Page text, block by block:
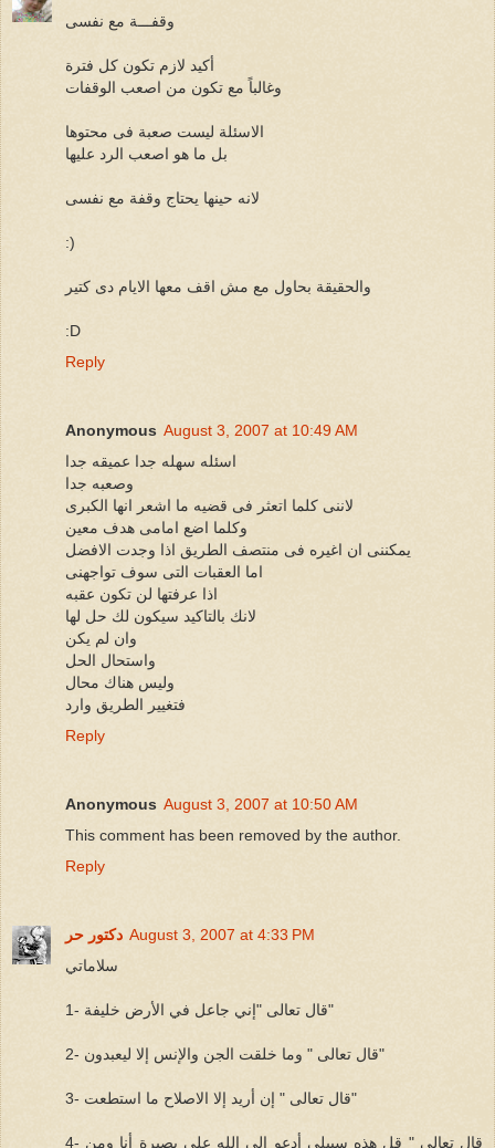
وقفـــة مع نفسى
أكيد لازم تكون كل فترة
وغالباً مع تكون من اصعب الوقفات
الاسئلة ليست صعبة فى محتوها
بل ما هو اصعب الرد عليها
لانه حينها يحتاج وقفة مع نفسى
:)
والحقيقة بحاول مع مش اقف معها الايام دى كتير
:D
Reply
Anonymous August 3, 2007 at 10:49 AM
اسئله سهله جدا عميقه جدا
وصعبه جدا
لاننى كلما اتعثر فى قضيه ما اشعر انها الكبرى
وكلما اضع امامى هدف معين
يمكننى ان اغيره فى منتصف الطريق اذا وجدت الافضل
اما العقبات التى سوف تواجهنى
اذا عرفتها لن تكون عقبه
لانك بالتاكيد سيكون لك حل لها
وان لم يكن
واستحال الحل
وليس هناك محال
فتغيير الطريق وارد
Reply
Anonymous August 3, 2007 at 10:50 AM
This comment has been removed by the author.
Reply
دكتور حر August 3, 2007 at 4:33 PM
سلاماتي
1- قال تعالى "إني جاعل في الأرض خليفة"
2- قال تعالى " وما خلقت الجن والإنس إلا ليعبدون"
3- قال تعالى " إن أريد إلا الاصلاح ما استطعت"
4- قال تعالى " قل هذه سبيلي أدعو إلى الله على بصيرة أنا ومن